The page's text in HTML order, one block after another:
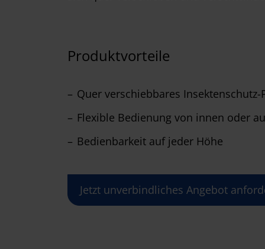
Produktvorteile
Quer verschiebbares
Flexible Bedienung von innen oder
Bedienbarkeit auf jeder Höhe
Jetzt unverbindliches Angebot